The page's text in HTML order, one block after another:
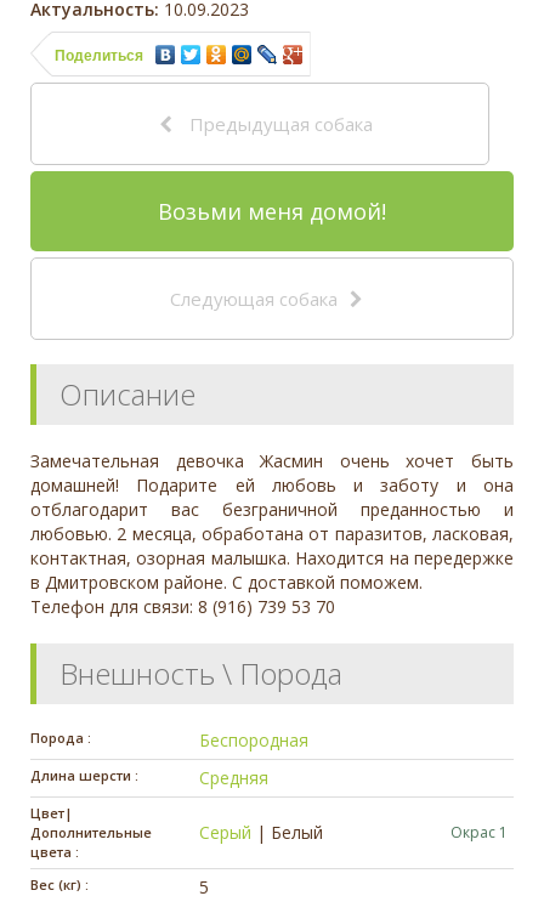
Актуальность: 10.09.2023
Поделиться
Предыдущая собака
Возьми меня домой!
Следующая собака
Описание
Замечательная девочка Жасмин очень хочет быть
домашней! Подарите ей любовь и заботу и она
отблагодарит вас безграничной преданностью и
любовью. 2 месяца, обработана от паразитов, ласковая,
контактная, озорная малышка. Находится на передержке
в Дмитровском районе. С доставкой поможем.
​Телефон для связи: 8 (916) 739 53 70
Внешность \ Порода
Порода : Беспородная
Длина шерсти : Средняя
Цвет|
Дополнительные
цвета :
Серый | Белый Окрас 1
Вес (кг) : 5